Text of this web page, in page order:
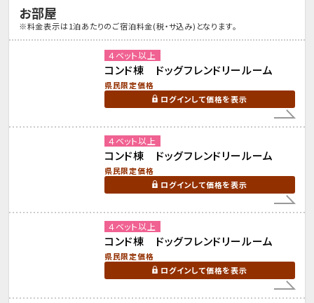
お部屋
※料金表示は1泊あたりのご宿泊料金(税・サ込み)となります。
４ベット以上
コンド棟 ドッグフレンドリールーム
県民限定価格
ログインして価格を表示
４ベット以上
コンド棟 ドッグフレンドリールーム
県民限定価格
ログインして価格を表示
４ベット以上
コンド棟 ドッグフレンドリールーム
県民限定価格
ログインして価格を表示